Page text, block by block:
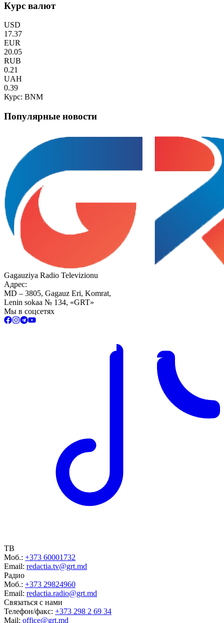
Курс валют
USD
17.37
EUR
20.05
RUB
0.21
UAH
0.39
Курс: BNM
Популярные новости
Gagauziya Radio Televizionu
Адрес:
MD – 3805, Gagauz Eri, Komrat,
Lenin sokaa № 134, «GRT»
Мы в соцсетях
ТВ
Моб.: +373 60001732
Email: redactia.tv@grt.md
Радио
Моб.: +373 29824960
Email: redactia.radio@grt.md
Связаться с нами
Телефон/факс: +373 298 2 69 34
Mail: office@grt.md